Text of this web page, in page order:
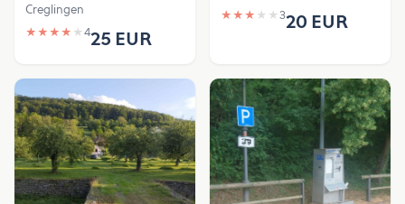
Creglingen
★ ★ ★ ★ ★ 425 EUR
★ ★ ★ ★ ★ 320 EUR